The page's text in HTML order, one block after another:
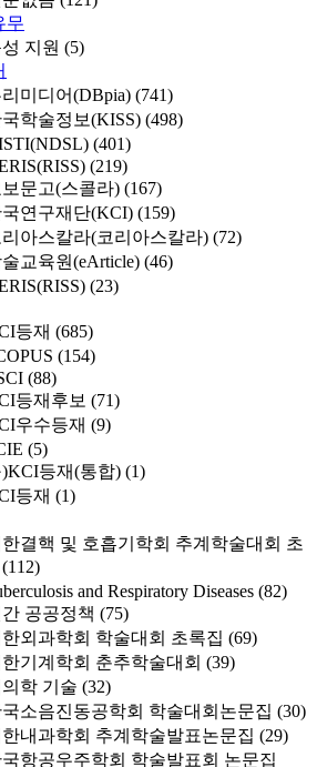
무
지원 (5)
미디어(DBpia) (741)
학술정보(KISS) (498)
(401)
(219)
보문고(스콜라) (167)
국연구재단(KCI) (159)
리아스칼라(코리아스칼라) (72)
교육원(eArticle) (46)
(23)
등재 (685)
(154)
(88)
등재후보 (71)
우수등재 (9)
(5)
)KCI등재(통합) (1)
등재 (1)
결핵 및 호흡기학회 추계학술대회 초
(112)
and Respiratory Diseases (82)
공공정책 (75)
외과학회 학술대회 초록집 (69)
기계학회 춘추학술대회 (39)
학 기술 (32)
소음진동공학회 학술대회논문집 (30)
내과학회 추계학술발표논문집 (29)
항공우주학회 학술발표회 논문집